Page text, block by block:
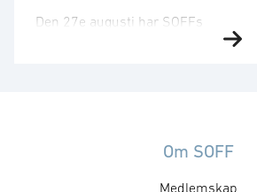
Den 27e augusti har SOFFs
rör upphandling,
Om SOFF
Medlemskap